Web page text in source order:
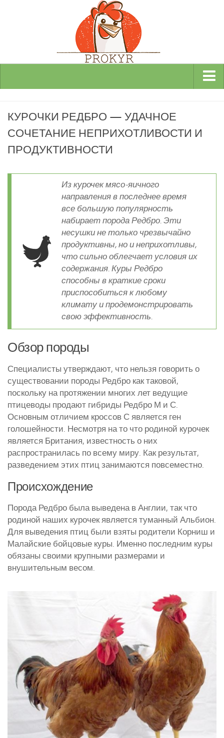
Декоративные
Мясные
Мясо-яичные
Инкубаторы
Здоровье кур
Разведение и содержание кур
Курятники и клетки
Полезное о курах
Другие птицы
Гуси
Индюки
КУРОЧКИ РЕДБРО — УДАЧНОЕ
СОЧЕТАНИЕ НЕПРИХОТЛИВОСТИ И
ПРОДУКТИВНОСТИ
Из курочек мясо-яичного
направления в последнее время
все большую популярность
набирает порода Редбро. Эти
несушки не только чрезвычайно
продуктивны, но и неприхотливы,
что сильно облегчает условия их
содержания. Куры Редбро
способны в краткие сроки
приспособиться к любому
климату и продемонстрировать
свою эффективность.
Обзор породы
Специалисты утверждают, что нельзя говорить о
существовании породы Редбро как таковой,
поскольку на протяжении многих лет ведущие
птицеводы продают гибриды Редбро М и С.
Основным отличием кроссов С является ген
голошейности. Несмотря на то что родиной курочек
является Британия, известность о них
распространилась по всему миру. Как результат,
разведением этих птиц занимаются повсеместно.
Происхождение
Порода Редбро была выведена в Англии, так что
родиной наших курочек является туманный Альбион.
Для выведения птиц были взяты родители Корниш и
Малайские бойцовые куры. Именно последним куры
обязаны своими крупными размерами и
внушительным весом.